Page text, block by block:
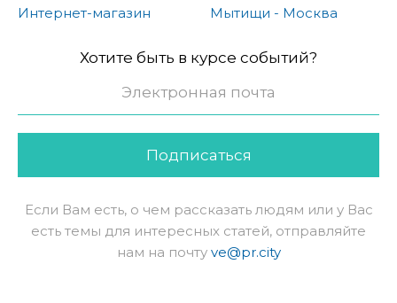
Интернет-магазин
Мытищи - Москва
Хотите быть в курсе событий?
Подписаться
Если Вам есть, о чем рассказать людям или у Вас
есть темы для интересных статей, отправляйте
нам на почту ve@pr.city